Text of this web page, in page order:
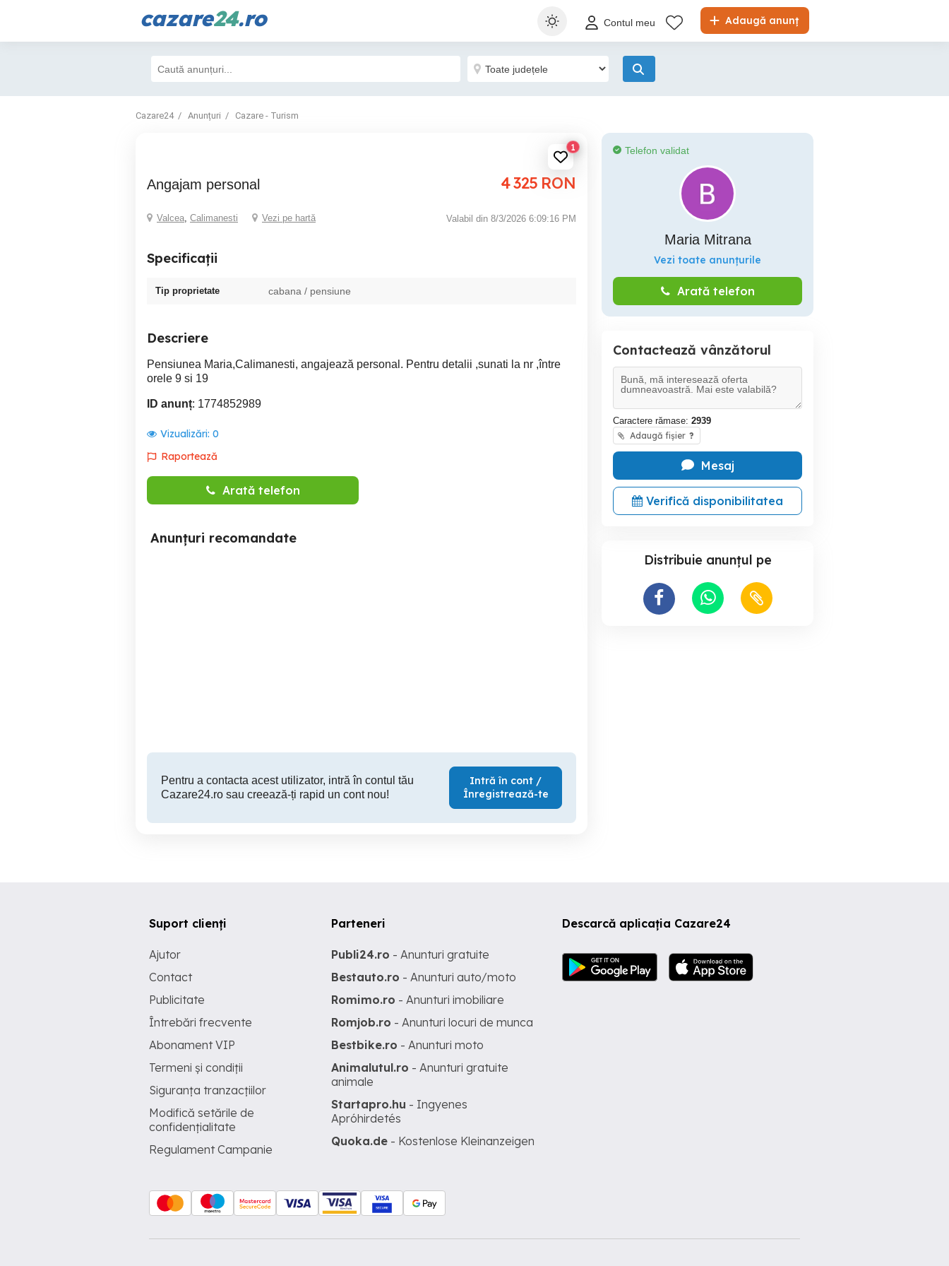
cazare24.ro Adaugă anunț
Contul meu
Cazare24 Anunțuri Cazare - Turism
1
Angajam personal 4 325 RON
Valcea, Calimanesti Vezi pe hartă Valabil din 8/3/2026 6:09:16 PM
Specificații
Tip proprietate cabana / pensiune
Descriere
Pensiunea Maria,Calimanesti, angajează personal. Pentru detalii ,sunati la nr ,între
orele 9 si 19
ID anunț: 1774852989
Vizualizări: 0
Raportează
Arată telefon
Anunțuri recomandate
Pentru a contacta acest utilizator, intră în contul tău
Cazare24.ro sau creează-ți rapid un cont nou!
Intră în cont /
Înregistrează-te
Telefon validat
Maria Mitrana
Vezi toate anunțurile
Arată telefon
Contactează vânzătorul
Caractere rămase: 2939
Adaugă fișier ?
Mesaj
Verifică disponibilitatea
Distribuie anunțul pe
Descarcă aplicația Cazare24
Suport clienți
Ajutor
Contact
Publicitate
Întrebări frecvente
Abonament VIP
Termeni și condiții
Siguranța tranzacțiilor
Modifică setările de
confidențialitate
Regulament Campanie
Parteneri
Publi24.ro - Anunturi gratuite
Bestauto.ro - Anunturi auto/moto
Romimo.ro - Anunturi imobiliare
Romjob.ro - Anunturi locuri de munca
Bestbike.ro - Anunturi moto
Animalutul.ro - Anunturi gratuite
animale
Startapro.hu - Ingyenes
Apróhirdetés
Quoka.de - Kostenlose Kleinanzeigen